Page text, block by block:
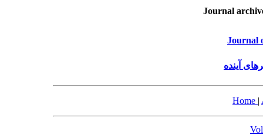
Journal
Journal
آینده
Home |